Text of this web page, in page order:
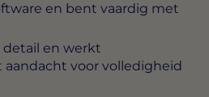
en bent vaardig met
detail en werkt
voor volledigheid